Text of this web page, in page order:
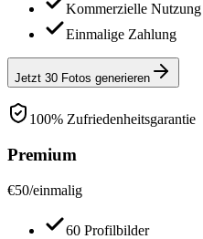
Kommerzielle Nutzung
Einmalige Zahlung
Jetzt 30 Fotos generieren
100% Zufriedenheitsgarantie
Premium
€50/einmalig
60 Profilbilder